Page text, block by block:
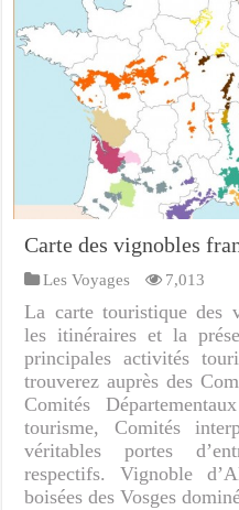
Carte des vignobles
Les Voyages 7,013
La carte touristique des
les itinéraires et la
principales activités
trouverez auprès des
Comités
tourisme, Comités
véritables portes
respectifs. Vignoble
boisées des Vosges